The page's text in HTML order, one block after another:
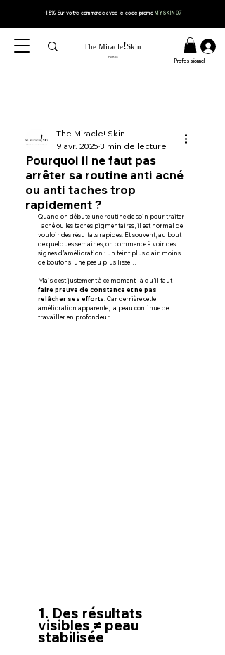
-15% Sur votrecommandeavec le code promoMYSKIN07
The Miracle!Skin
PARIS
Professionnel
Pourquoi il ne faut pas
arrêter sa routine anti acné
ou anti taches trop
rapidement ?
The Miracle! Skin
9 avr. 2025 3 min de lecture
Quand on débute une routine de soin pour traiter
l’acné ou les taches pigmentaires, il est normal de
vouloir des résultats rapides. Et souvent, au bout
de quelques semaines, on commence à voir des
signes d’amélioration : un teint plus clair, moins
de boutons, une peau plus lisse…
Mais c’est justement à ce moment-là qu’il faut
faire preuve de constance et ne pas
relâcher ses efforts . Car derrière cette
amélioration apparente, la peau continue de
travailler en profondeur.
1. Des résultats
visibles ≠ peau
stabilisée